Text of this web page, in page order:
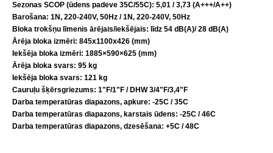
Sezonas SCOP (ūdens padeve 35C/55C): 5,01 / 3,73 (A+++/A++)
Barošana: 1N, 220-240V, 50Hz / 1N, 220-240V, 50Hz
Bloka trokšņu līmenis ārējais/iekšējais: līdz 54 dB(A)/ 28 dB(A)
Ārēja bloka izmēri: 845x1100x426 (mm)
Iekšēja bloka izmēri: 1885×590×625 (mm)
Ārēja bloka svars: 95 kg
Iekšēja bloka svars: 121 kg
Cauruļu šķērsgriezums: 1"F/1"F / DHW 3/4"F/3,4"F
Darba temperatūras diapazons, apkure: -25C / 35C
Darba temperatūras diapazons, karstais ūdens: -25C / 46C
Darba temperatūras diapazons, dzesēšana: +5C / 48C